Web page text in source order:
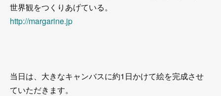
世界観をつくりあげている。
http://margarine.jp
当日は、大きなキャンバスに約1日かけて絵を完成させ
ていただきます。